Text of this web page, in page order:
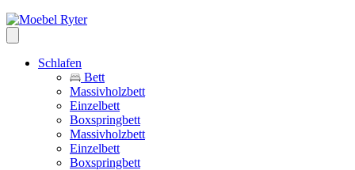
Schlafen
Bett
Massivholzbett
Einzelbett
Boxspringbett
Massivholzbett
Einzelbett
Boxspringbett